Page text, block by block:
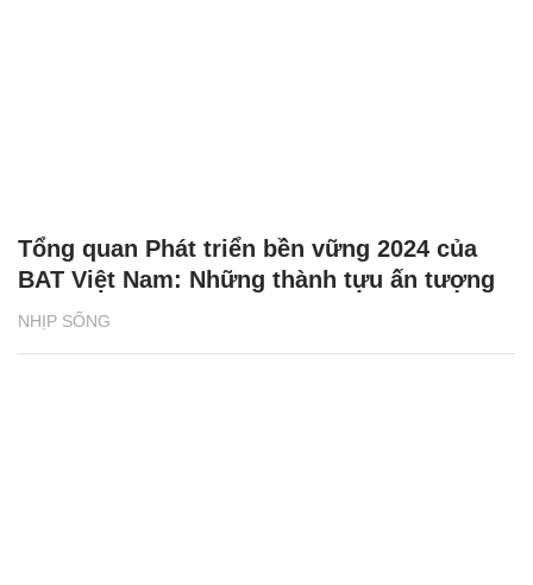
NHỊP SỐNG
Tổng quan Phát triển bền vững 2024 của
BAT Việt Nam: Những thành tựu ấn tượng